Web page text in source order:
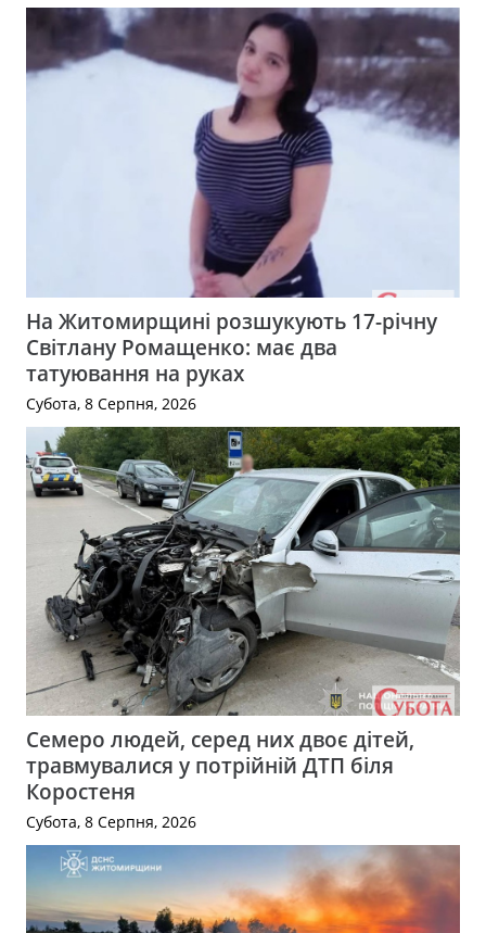
На Житомирщині розшукують 17-річну
Світлану Ромащенко: має два
татуювання на руках
Субота, 8 Серпня, 2026
Семеро людей, серед них двоє дітей,
травмувалися у потрійній ДТП біля
Коростеня
Субота, 8 Серпня, 2026